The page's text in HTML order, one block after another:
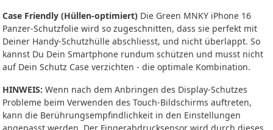
Case Friendly (Hüllen-optimiert) Die Green MNKY iPhone 16
Panzer-Schutzfolie wird so zugeschnitten, dass sie perfekt mit
Deiner Handy-Schutzhülle abschliesst, und nicht überlappt. So
kannst Du Dein Smartphone rundum schützen und musst nicht
auf Dein Schutz Case verzichten - die optimale Kombination.
HINWEIS: Wenn nach dem Anbringen des Display-Schutzes
Probleme beim Verwenden des Touch-Bildschirms auftreten,
kann die Berührungsempfindlichkeit in den Einstellungen